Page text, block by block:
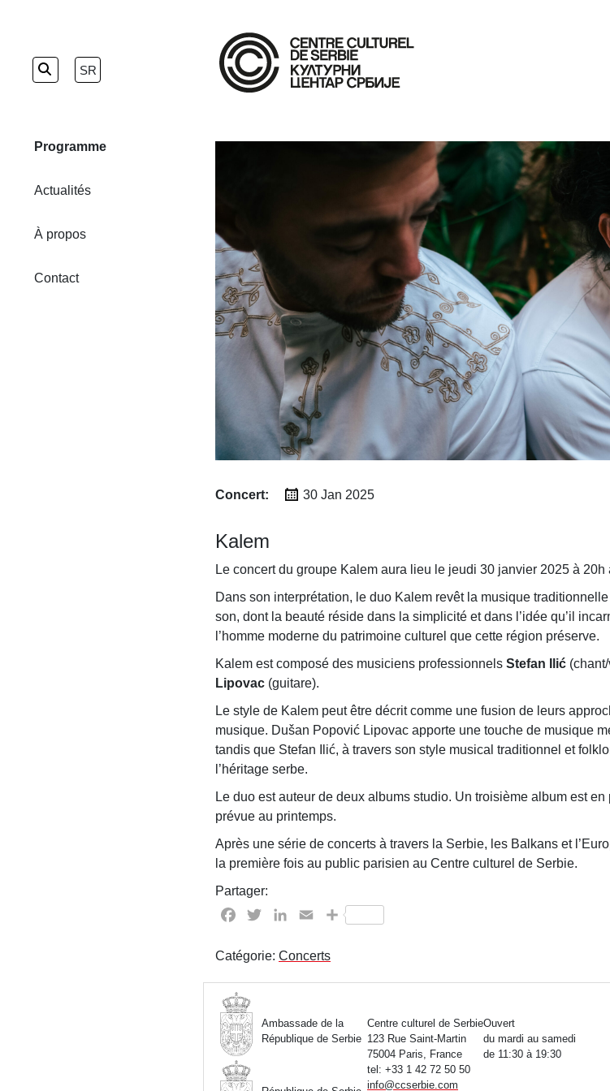
SR
Programme
Actualités
À propos
Contact
Concert: 30 Jan 2025
Kalem
Le concert du groupe Kalem aura lieu le jeudi 30 janvier 2025 à
Dans son interprétation, le duo Kalem revêt la musique
son, dont la beauté réside dans la simplicité et dans l’idée qu’il
l’homme moderne du patrimoine culturel que cette région préserve.
Kalem est composé des musiciens professionnels Stefan Ilić
Lipovac (guitare).
Le style de Kalem peut être décrit comme une fusion de leurs
musique. Dušan Popović Lipovac apporte une touche de musique
tandis que Stefan Ilić, à travers son style musical traditionnel et
l’héritage serbe.
Le duo est auteur de deux albums studio. Un troisième album est
prévue au printemps.
Après une série de concerts à travers la Serbie, les Balkans et
la première fois au public parisien au Centre culturel de Serbie.
Partager:
Facebook
TwitterLinkedIn
EmailPartager
Catégorie: Concerts
Ambassade de la
République de Serbie
Centre culturel de Serbie
123 Rue Saint-Martin
75004 Paris, France
tel: +33 1 42 72 50 50
info@ccserbie.com
Ouvert
du mardi au samedi
de 11:30 à 19:30